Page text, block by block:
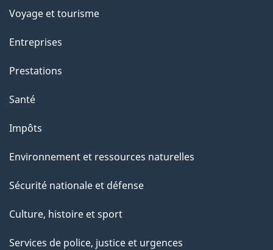
Voyage et tourisme
Entreprises
Prestations
Santé
Impôts
Environnement et ressources naturelles
Sécurité nationale et défense
Culture, histoire et sport
Services de police, justice et urgences